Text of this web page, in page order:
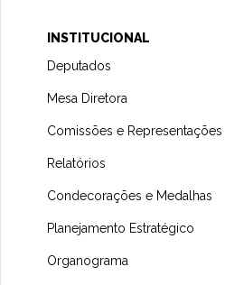
INSTITUCIONAL
Deputados
Mesa Diretora
Comissões e Representações
Relatórios
Condecorações e Medalhas
Planejamento Estratégico
Organograma